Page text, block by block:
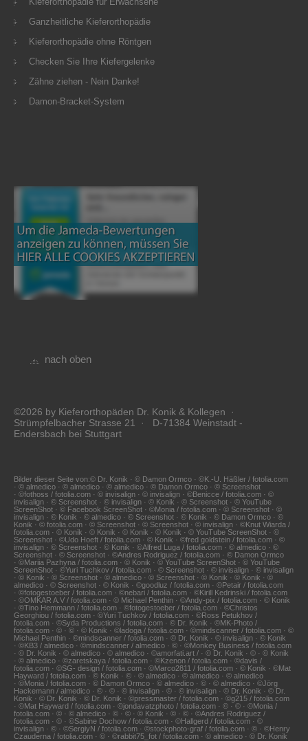
Kieferorthopädie für Erwachsene
Ganzheitliche Kieferorthopädie
Kieferorthopädie ohne Röntgen
Checken Sie Ihre Kiefergelenke
Zähne ziehen - Nein Danke!
Damon-Bracket-System
nach oben
©2026 by Kieferorthopäden Dr. Konik & Kollegen ·
Strümpfelbacher Strasse 21 · D-71384 Weinstadt -
Endersbach bei Stuttgart
Bilder dieser Seite von:© Dr. Konik · © Damon Ormco · ©K.-U. Häßler / fotolia.com
· © almedico · © almedico · © almedico · © Damon Ormco · © Screenshot
· ©fothoss / fotolia.com · © invisalign · © invisalign · ©Benicce / fotolia.com · ©
invisalign · © Screenshot · © invisalign · © Konik · © Screenshot · © YouTube
ScreenShot · © Facebook ScreenShot · ©Monia / fotolia.com · © Screenshot · ©
invisalign · © Konik · © almedico · © Screenshot · © Konik · © Damon Ormco · ©
Konik · © fotolia.com · © Screenshot · © Screenshot · © invisalign · ©Knut Wiarda /
fotolia.com · © Konik · © Konik · © Konik · © Konik · © YouTube ScreenShot · ©
Screenshot · ©Udo Hoeft / fotolia.com · © Konik · ©fred goldstein / fotolia.com · ©
invisalign · © Screenshot · © Konik · ©Alfred Luga / fotolia.com · © almedico · ©
Screenshot · © Screenshot · ©Andres Rodriguez / fotolia.com · © Damon Ormco
· ©Mariia Pazhyna / fotolia.com · © Konik · © YouTube ScreenShot · © YouTube
ScreenShot · ©Yuri Tuchkov / fotolia.com · © Screenshot · © invisalign · © invisalign
· © Konik · © Screenshot · © almedico · © Screenshot · © Konik · © Konik · ©
almedico · © Screenshot · © Konik · ©goodluz / fotolia.com · ©Petair / fotolia.com
· ©fotogestoeber / fotolia.com · ©nebari / fotolia.com · ©Kirill Kedrinski / fotolia.com
· ©OMKAR A.V / fotolia.com · © Michael Penthin · ©Andy-pix / fotolia.com · © Konik
· ©Tino Hemmann / fotolia.com · ©fotogestoeber / fotolia.com · ©Christos
Georghiou / fotolia.com · ©Yuri Tuchkov / fotolia.com · ©Ross Petukhov /
fotolia.com · ©Syda Productions / fotolia.com · © Dr. Konik · ©MK-Photo /
fotolia.com · © · © · © Konik · ©ladoga / fotolia.com · ©mindscanner / fotolia.com · ©
Michael Penthin · ©mindscanner / fotolia.com · © Dr. Konik · © invisalign · © Konik
· ©KB3 / almedico · ©mindscanner / almedico · © · ©Monkey Business / fotolia.com
· © Dr. Konik · © almedico · © almedico · ©amorfati.art / · © Dr. Konik · © · © Konik
· © almedico · ©zaretskaya / fotolia.com · ©Kzenon / fotolia.com · ©davis /
fotolia.com · ©SG- design / fotolia.com · ©Marco2811 / fotolia.com · © Konik · ©Mat
Hayward / fotolia.com · © Konik · © · © almedico · © almedico · © almedico
· ©Monia / fotolia.com · © Damon Ormco · © almedico · © · © almedico · ©Jörg
Hackemann / almedico · © · © · © invisalign · © · © invisalign · © Dr. Konik · © Dr.
Konik · © Dr. Konik · © Dr. Konik · ©pressmaster / fotolia.com · ©g215 / fotolia.com
· ©Mat Hayward / fotolia.com · ©jondavatzphoto / fotolia.com · © · © · ©Monia /
fotolia.com · © · © almedico · © · © · © Konik · © · © · ©Andres Rodriguez /
fotolia.com · © · ©Sabine Dochow / fotolia.com · ©Hallgerd / fotolia.com · ©
invisalign · © · ©SergiyN / fotolia.com · ©stockphoto-graf / fotolia.com · © · ©Henry
Czauderna / fotolia.com · © · ©rabbit75_fot / fotolia.com · © almedico · © Dr. Konik